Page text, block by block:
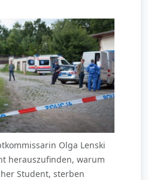
Olga Lenski
herauszufinden, warum
Student, sterben